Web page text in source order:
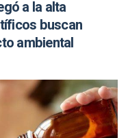
a la alta
buscan
ambiental